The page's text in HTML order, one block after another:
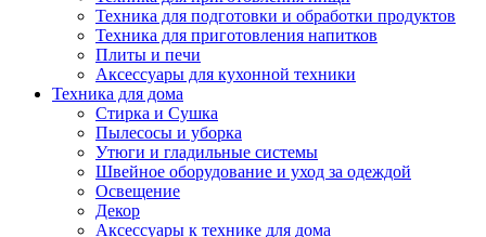
Техника для подготовки и обработки продуктов
Техника для приготовления напитков
Плиты и печи
Аксессуары для кухонной техники
Техника для дома
Стирка и Сушка
Пылесосы и уборка
Утюги и гладильные системы
Швейное оборудование и уход за одеждой
Освещение
Декор
Аксессуары к технике для дома